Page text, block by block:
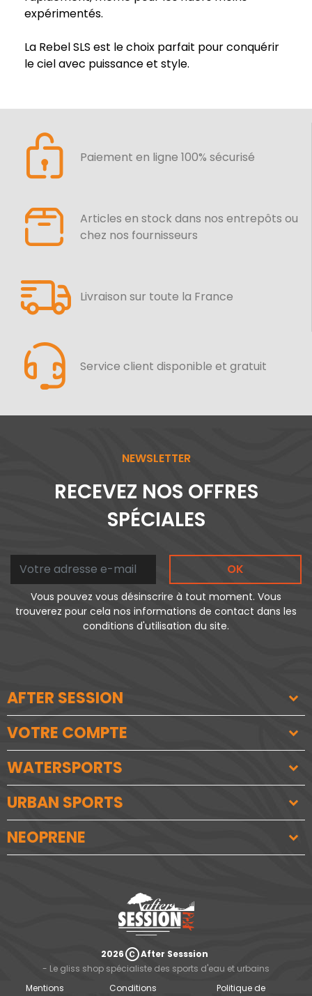
expérimentés.
La Rebel SLS est le choix parfait pour conquérir
le ciel avec puissance et style.
Paiement en ligne 100% sécurisé
Articles en stock dans nos entrepôts ou
chez nos fournisseurs
Livraison sur toute la France
Service client disponible et gratuit
NEWSLETTER
RECEVEZ NOS OFFRES
SPÉCIALES
OK
Vous pouvez vous désinscrire à tout moment. Vous
trouverez pour cela nos informations de contact dans les
conditions d'utilisation du site.
AFTER SESSION
VOTRE COMPTE
WATERSPORTS
URBAN SPORTS
NEOPRENE
2026copyrightAfter Sesssion
- Le gliss shop spécialiste des sports d'eau et urbains
Mentions
Conditions
Politique de